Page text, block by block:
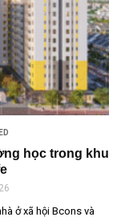
học trong khu
ở xã hội Bcons và